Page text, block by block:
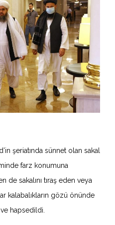
şeriatında sünnet olan sakal
farz konumuna
de sakalını tıraş eden veya
kalabalıkların gözü önünde
hapsedildi.